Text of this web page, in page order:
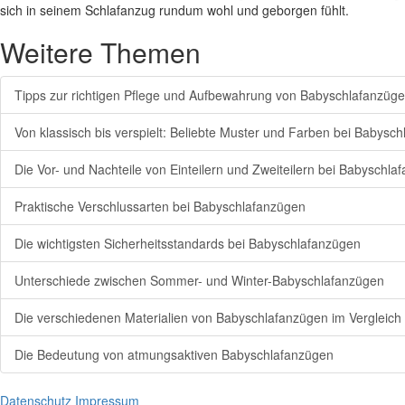
sich in seinem Schlafanzug rundum wohl und geborgen fühlt.
Weitere Themen
Tipps zur richtigen Pflege und Aufbewahrung von
Von klassisch bis verspielt: Beliebte Muster und Farben bei
Die Vor- und Nachteile von Einteilern und Zweiteilern bei
Praktische Verschlussarten bei Babyschlafanzügen
Die wichtigsten Sicherheitsstandards bei Babyschlafanzügen
Unterschiede zwischen Sommer- und Winter-Babyschlafanzügen
Die verschiedenen Materialien von Babyschlafanzügen im Vergleich
Die Bedeutung von atmungsaktiven Babyschlafanzügen
Datenschutz Impressum